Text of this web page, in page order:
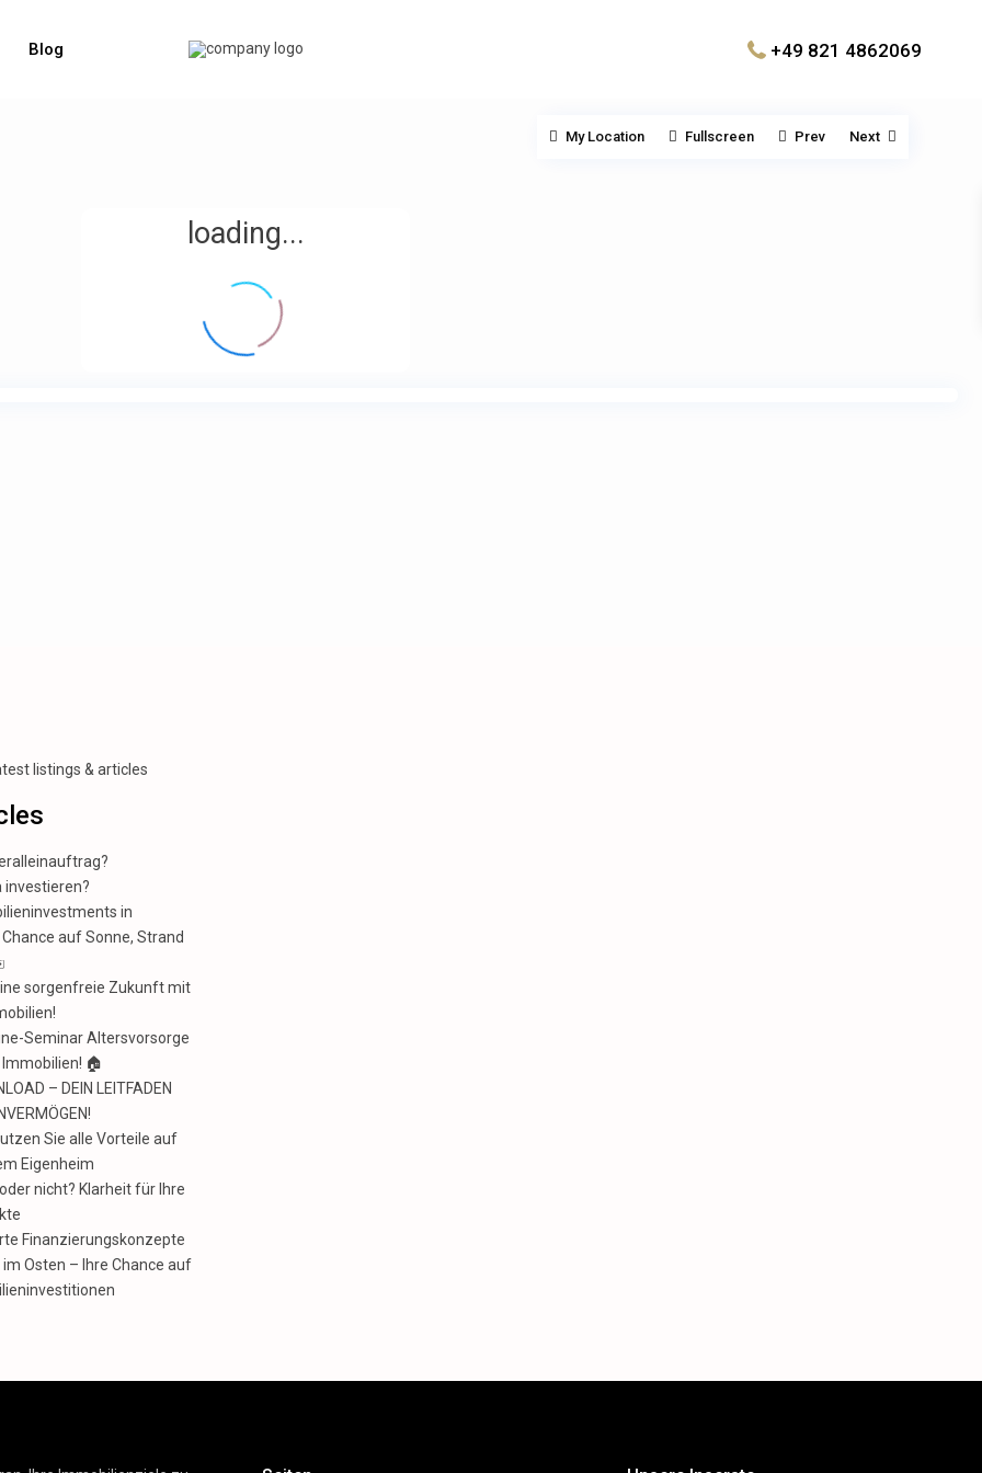
Blog +49 821 4862069
loading...
My Location Fullscreen Prev Next
listings & articles
investieren?
in
auf Sonne, Strand
sorgenfreie Zukunft mit
Seminar Altersvorsorge
🏠
– DEIN LEITFADEN
Sie alle Vorteile auf
Eigenheim
nicht? Klarheit für Ihre
Finanzierungskonzepte
im Osten – Ihre Chance auf